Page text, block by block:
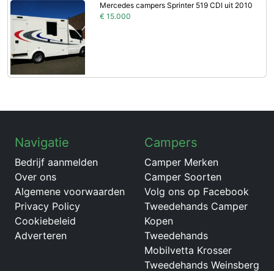
Mercedes campers Sprinter 519 CDI uit 2010
€ 15.000
Navigatie
Bedrijf aanmelden
Over ons
Algemene voorwaarden
Privacy Policy
Cookiebeleid
Adverteren
Campers
Camper Merken
Camper Soorten
Volg ons op Facebook
Tweedehands Camper
Kopen
Tweedehands
Mobilvetta Krosser
Tweedehands Weinsberg